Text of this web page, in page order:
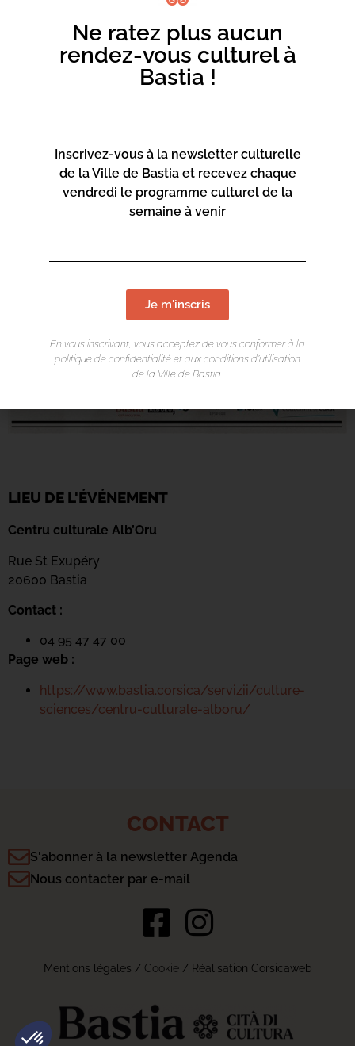
LIEU DE L'ÉVÉNEMENT
Centru culturale Alb’Oru
Rue St Exupéry
20600 Bastia
Contact :
04 95 47 47 00
Page web :
https://www.bastia.corsica/servizii/culture-
sciences/centru-culturale-alboru/
CONTACT
S'abonner à la newsletter Agenda
Nous contacter par e-mail
Mentions légales / Cookie/ Réalisation Corsicaweb
Ne ratez plus aucun
rendez-vous culturel à
Bastia !
Inscrivez-vous à la newsletter culturelle
de la Ville de Bastia et recevez chaque
vendredi le programme culturel de la
semaine à venir
Je m'inscris
En vous inscrivant, vous acceptez de vous conformer à la
politique de confidentialité et aux conditions d’utilisation
de la Ville de Bastia.